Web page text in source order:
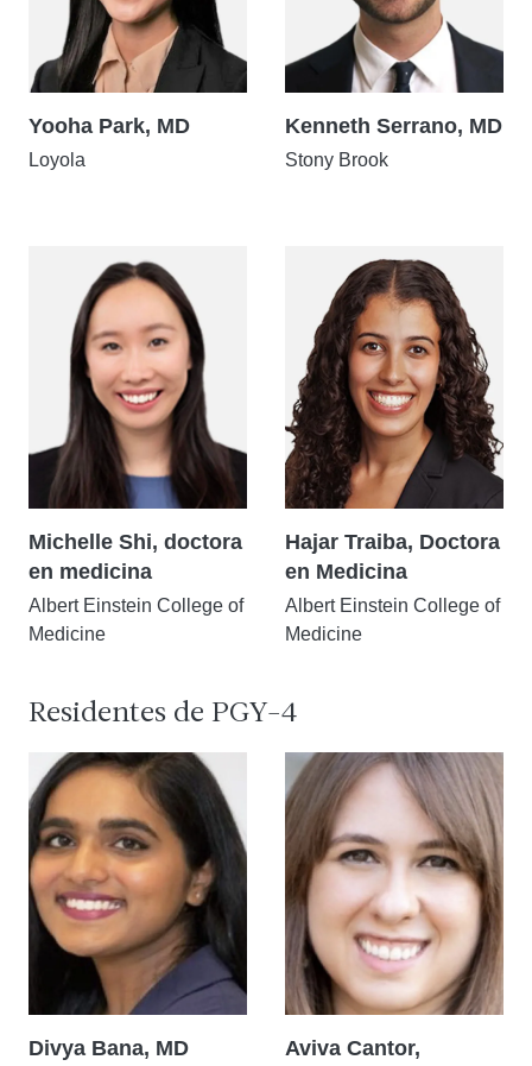
Yooha Park, MD
Loyola
Kenneth Serrano, MD
Stony Brook
Michelle Shi, doctora
en medicina
Albert Einstein College of
Medicine
Hajar Traiba, Doctora
en Medicina
Albert Einstein College of
Medicine
Residentes de PGY-4
Divya Bana, MD
Aviva Cantor,